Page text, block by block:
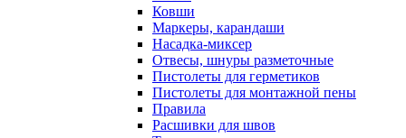
Ковши
Маркеры, карандаши
Насадка-миксер
Отвесы, шнуры разметочные
Пистолеты для герметиков
Пистолеты для монтажной пены
Правила
Расшивки для швов